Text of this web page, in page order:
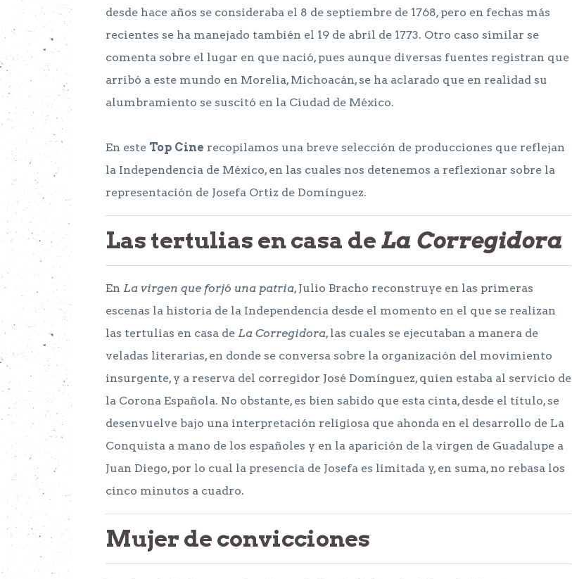
desde hace años se consideraba el 8 de septiembre de 1768, pero en fechas más
recientes se ha manejado también el 19 de abril de 1773. Otro caso similar se
comenta sobre el lugar en que nació, pues aunque diversas fuentes registran que
arribó a este mundo en Morelia, Michoacán, se ha aclarado que en realidad su
alumbramiento se suscitó en la Ciudad de México.
En este Top Cine recopilamos una breve selección de producciones que reflejan
la Independencia de México, en las cuales nos detenemos a reflexionar sobre la
representación de Josefa Ortiz de Domínguez.
Las tertulias en casa de La Corregidora
En La virgen que forjó una patria, Julio Bracho reconstruye en las primeras
escenas la historia de la Independencia desde el momento en el que se realizan
las tertulias en casa de La Corregidora, las cuales se ejecutaban a manera de
veladas literarias, en donde se conversa sobre la organización del movimiento
insurgente, y a reserva del corregidor José Domínguez, quien estaba al servicio de
la Corona Española. No obstante, es bien sabido que esta cinta, desde el título, se
desenvuelve bajo una interpretación religiosa que ahonda en el desarrollo de La
Conquista a mano de los españoles y en la aparición de la virgen de Guadalupe a
Juan Diego, por lo cual la presencia de Josefa es limitada y, en suma, no rebasa los
cinco minutos a cuadro.
Mujer de convicciones